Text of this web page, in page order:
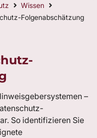
Wissen
Folgenabschätzung
–
So identifizieren Sie